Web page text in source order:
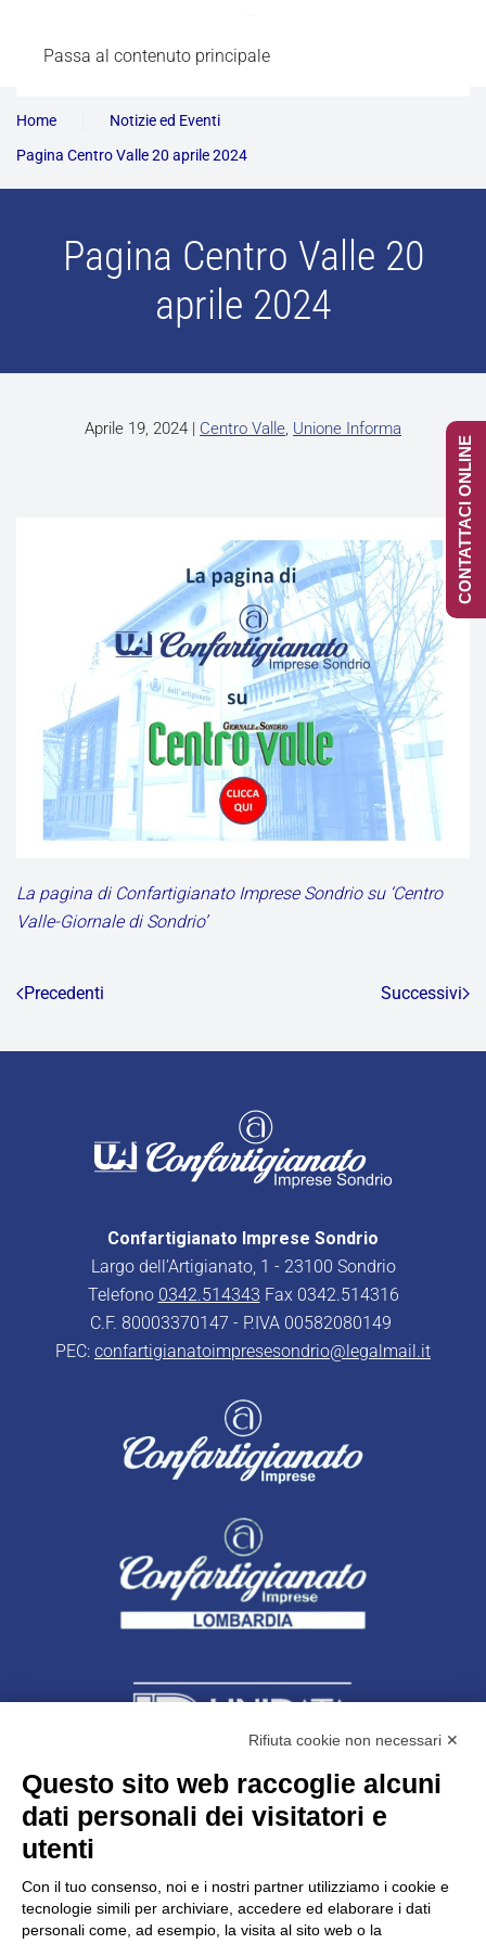
Passa al contenuto principale
Home
Notizie ed Eventi
Pagina Centro Valle 20 aprile 2024
Pagina Centro Valle 20
aprile 2024
Aprile 19, 2024 | Centro Valle, Unione Informa
La pagina di Confartigianato Imprese Sondrio su ‘Centro
Valle-Giornale di Sondrio’
Precedenti Successivi
Confartigianato Imprese Sondrio
Largo dell’Artigianato, 1 - 23100 Sondrio
Telefono 0342.514343 Fax 0342.514316
C.F. 80003370147 - P.IVA 00582080149
PEC: confartigianatoimpresesondrio@legalmail.it
Unidata s.r.lcon unico socio
Largo dell’Artigianato, 1 - 23100 Sondrio
C.F. 00481790145 - N.REA SO-36426
PEC: unidata.sondrio@legalmail.it
CONTATTACI ONLINE
Rifiuta cookie non necessari ✕
Questo sito web raccoglie alcuni
dati personali dei visitatori e
utenti
Con il tuo consenso, noi e i nostri partner utilizziamo i cookie e
tecnologie simili per archiviare, accedere ed elaborare i dati
personali come, ad esempio, la visita al sito web o la